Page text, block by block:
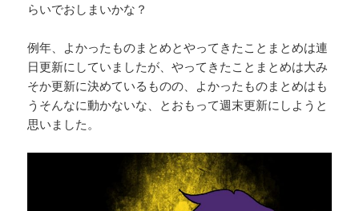
らいでおしまいかな？
例年、よかったものまとめとやってきたことまとめは連
日更新にしていましたが、やってきたことまとめは大み
そか更新に決めているものの、よかったものまとめはも
うそんなに動かないな、とおもって週末更新にしようと
思いました。